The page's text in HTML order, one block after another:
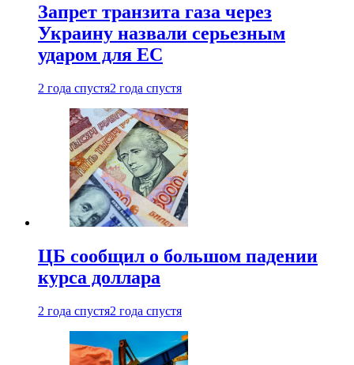
Запрет транзита газа через
Украину назвали серьезным
ударом для ЕС
2 года спустя2 года спустя
ЦБ сообщил о большом падении
курса доллара
2 года спустя2 года спустя